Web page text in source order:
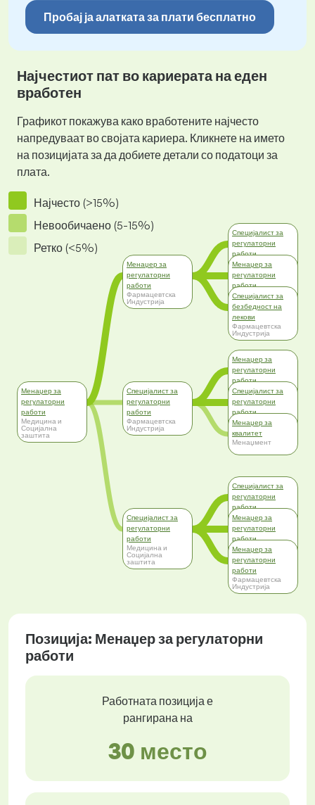
Пробај ја алатката за плати бесплатно
Најчестиот пат во кариерата на еден
вработен
Графикот покажува како вработените најчесто
напредуваат во својата кариера. Кликнете на името
на позицијата за да добиете детали со податоци за
плата.
Најчесто (>15%)
Невообичаено (5-15%)
Ретко (<5%)
Менаџер за
регулаторни
работи
Медицина и
Социјална
заштита
Менаџер за
регулаторни
работи
Фармацевтска
Индустрија
Специјалист за
регулаторни
работи
Фармацевтска
Индустрија
Специјалист за
регулаторни
работи
Медицина и
Социјална
заштита
Специјалист за
регулаторни
работи
Фармацевтска
Индустрија
Менаџер за
регулаторни
работи
Медицина и
Социјална
заштита
Специјалист за
безбедност на
лекови
Фармацевтска
Индустрија
Менаџер за
регулаторни
работи
Фармацевтска
Индустрија
Специјалист за
регулаторни
работи
Медицина и
Социјална
заштита
Менаџер за
квалитет
Менаџмент
Специјалист за
регулаторни
работи
Фармацевтска
Индустрија
Менаџер за
регулаторни
работи
Медицина и
Социјална
заштита
Менаџер за
регулаторни
работи
Фармацевтска
Индустрија
Позиција: Менаџер за регулаторни
работи
Работната позиција е
рангирана на
30 место